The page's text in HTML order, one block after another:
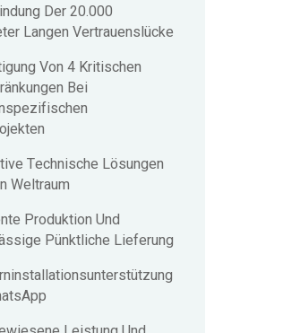
Der 20.000
Langen Vertrauenslücke
Von 4 Kritischen
Bei
Technische Lösungen
Weltraum
Produktion Und
Pünktliche Lieferung